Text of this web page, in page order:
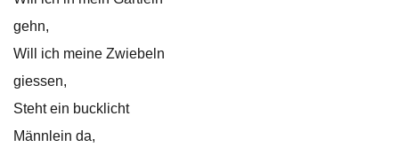
gehn,
Will ich meine Zwiebeln
giessen,
Steht ein bucklicht
Männlein da,